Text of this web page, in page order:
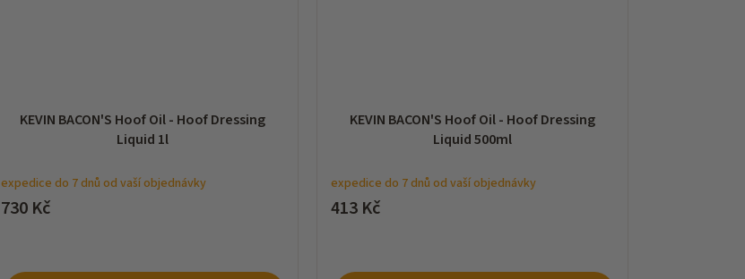
KEVIN BACON'S Hoof Oil - Hoof Dressing
Liquid 1l
expedice do 7 dnů od vaší objednávky
730 Kč
KEVIN BACON'S Hoof Oil - Hoof Dressing
Liquid 500ml
expedice do 7 dnů od vaší objednávky
413 Kč